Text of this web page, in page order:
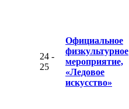
24 -
25
Официальное
физкультурное
мероприятие,
«Ледовое
искусство»